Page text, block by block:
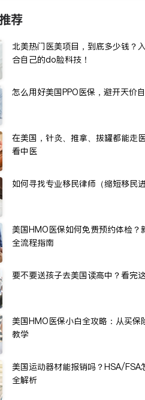
荐
北美热门医美项目，到底多少钱？
合自己的do脸科技！
怎么用好美国PPO医保，避开天价
在美国，针灸、推拿、拔罐都能走
看中医
如何寻找专业移民律师（缩短移民
美国HMO医保如何免费预约体检？
全流程指南
要不要送孩子去美国读高中？看完
美国HMO医保小白全攻略：从买保
教学
美国运动器材能报销吗？HSA/FSA
全解析